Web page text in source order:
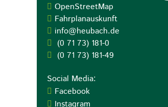
OpenStreetMap
Fahrplanauskunft
info@heubach.de
(0 71 73) 181-0
(0 71 73) 181-49
Social Media:
Facebook
Instagram